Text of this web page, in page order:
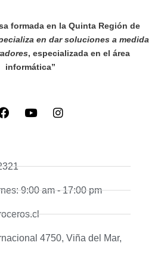
formada en la Quinta Región de
en dar soluciones a medida
, especializada en el área
informática”
9:00 am - 17:00 pm
4750, Viña del Mar,